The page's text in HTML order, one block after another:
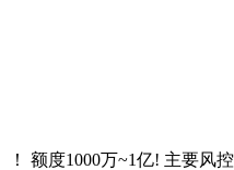
额度1000万~1亿! 主要风